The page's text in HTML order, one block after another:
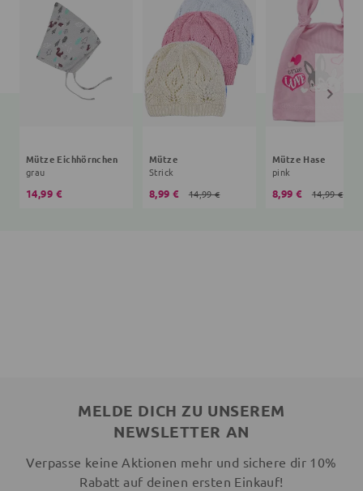
Mütze Eichhörnchen
grau
14,99 €
Mütze
Strick
8,99 € 14,99 €
Mütze Hase
pink
8,99 € 14,99 €
MELDE DICH ZU UNSEREM
NEWSLETTER AN
Verpasse keine Aktionen mehr und sichere dir 10%
Rabatt auf deinen ersten Einkauf!